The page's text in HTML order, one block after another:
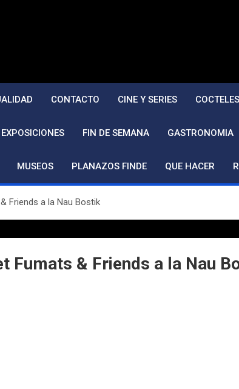
CONTACTO CINE Y SERIES COCTELES
EXPOSICIONES FIN DE SEMANA GASTRONOMIA
MUSEOS PLANAZOS FINDE QUE HACER
Friends a la Nau Bostik
Fumats & Friends a la Nau